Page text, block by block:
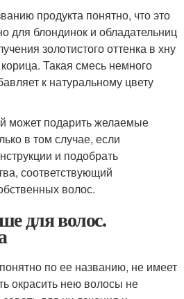
продукта понятно, что это
для блондинок и обладательниц
золотистого оттенка в хну
Такая смесь немного
к натуральному цвету
может подарить желаемые
в том случае, если
и подобрать
соответствующий
волос.
для волос.
по ее названию, не имеет
окрасить нею волосы не